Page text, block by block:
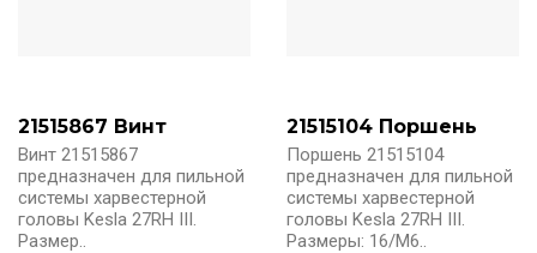
21515867 Винт
Винт 21515867
предназначен для пильной
системы харвестерной
головы Kesla 27RH III.
Размер..
21515104 Поршень
Поршень 21515104
предназначен для пильной
системы харвестерной
головы Kesla 27RH III.
Размеры: 16/M6..